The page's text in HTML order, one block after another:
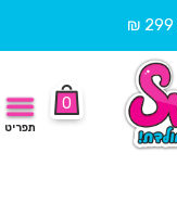
0
תפריט